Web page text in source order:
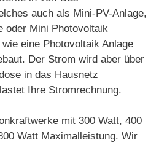
auch als Mini-PV-Anlage,
oder Mini Photovoltaik
eine Photovoltaik Anlage
Der Strom wird aber über
in das Hausnetz
Ihre Stromrechnung.
mit 300 Watt, 400
Watt Maximalleistung. Wir